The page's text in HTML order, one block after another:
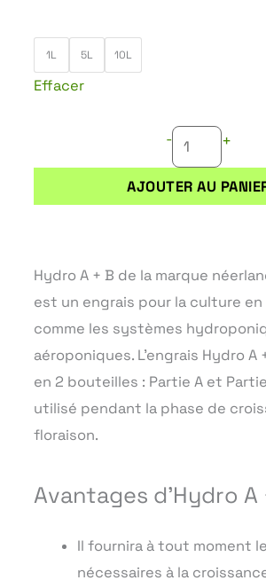
1L 5L 10L
Effacer
-
A+B
+
AJOUTER AU
Hydro A + B de la marque
est un engrais pour la culture
comme les systèmes
aéroponiques. L’engrais Hydro A
en 2 bouteilles : Partie A et
utilisé pendant la phase de
floraison.
Avantages d’Hydro A
Il fournira à tout moment
nécessaires à la